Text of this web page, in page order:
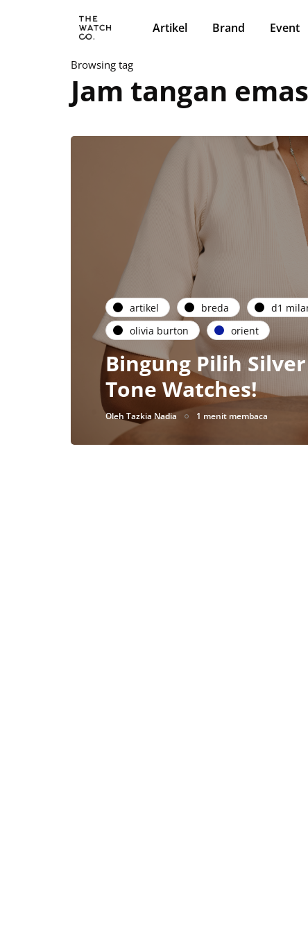
Artikel Brand Event
Browsing tag
Jam tangan emas
artikel breda d1
olivia burton
orient
Bingung Pilih
Tone Watches!
Oleh Tazkia Nadia 1 menit membaca